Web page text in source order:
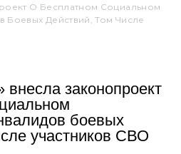
О Бесплатном Социальном
Боевых Действий, Том Числе
законопроект
боевых
участников СВО